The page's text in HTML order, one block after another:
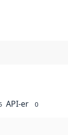
API-er 0